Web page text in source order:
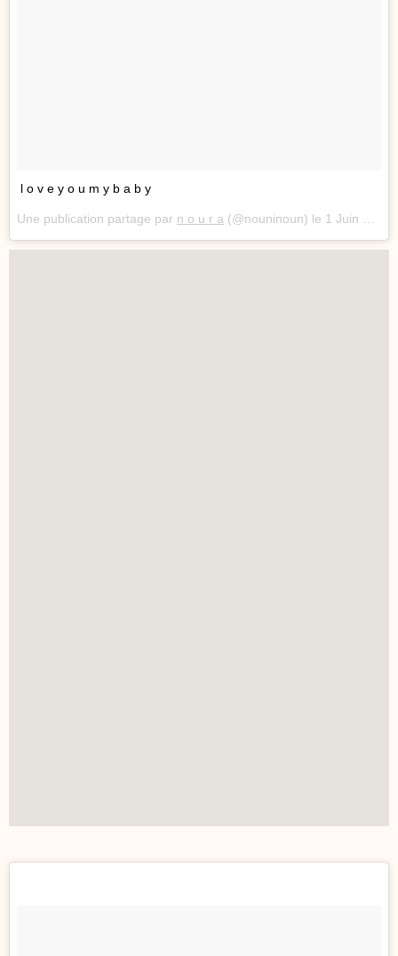
l o v e y o u m y b a b y
Une publication partage par n o u r a (@nouninoun) le 1 Juin 2017 12 :30 PDT